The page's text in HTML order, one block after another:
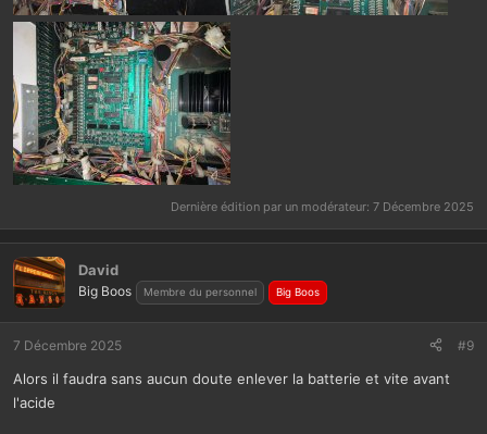
Dernière édition par un modérateur: 7 Décembre 2025
David
Big Boos Membre du personnel Big Boos
7 Décembre 2025 #9
Alors il faudra sans aucun doute enlever la batterie et vite avant
l'acide